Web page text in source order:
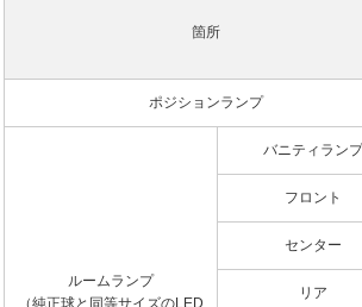
箇所
ポジションランプ
ルームランプ
（純正球と同等サイズのLED
バニティランプ
フロント
センター
リア